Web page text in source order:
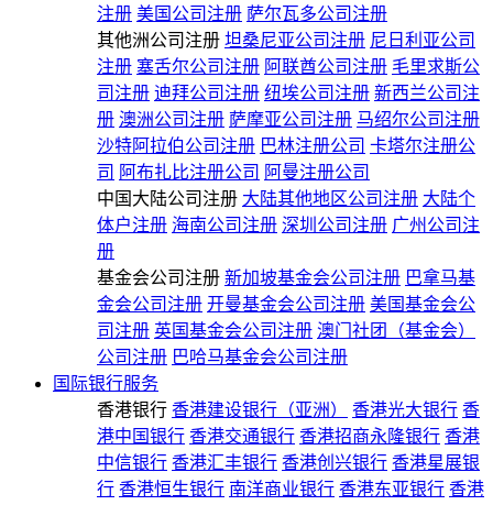
注册 美国公司注册 萨尔瓦多公司注册
其他洲公司注册 坦桑尼亚公司注册 尼日利亚公司
注册 塞舌尔公司注册 阿联酋公司注册 毛里求斯公
司注册 迪拜公司注册 纽埃公司注册 新西兰公司注
册 澳洲公司注册 萨摩亚公司注册 马绍尔公司注册
沙特阿拉伯公司注册 巴林注册公司 卡塔尔注册公
司 阿布扎比注册公司 阿曼注册公司
中国大陆公司注册 大陆其他地区公司注册 大陆个
体户注册 海南公司注册 深圳公司注册 广州公司注
册
基金会公司注册 新加坡基金会公司注册 巴拿马基
金会公司注册 开曼基金会公司注册 美国基金会公
司注册 英国基金会公司注册 澳门社团（基金会）
公司注册 巴哈马基金会公司注册
国际银行服务
香港银行 香港建设银行（亚洲） 香港光大银行 香
港中国银行 香港交通银行 香港招商永隆银行 香港
中信银行 香港汇丰银行 香港创兴银行 香港星展银
行 香港恒生银行 南洋商业银行 香港东亚银行 香港